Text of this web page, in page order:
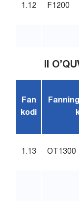
1.12 F1200
II
Fan
kodi
1.13 OT1300